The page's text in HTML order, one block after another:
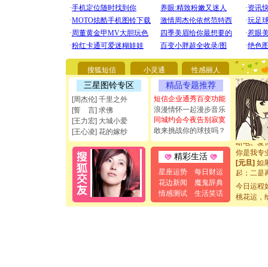
搜狐短信 小灵通 性感丽人
三星图铃专区
[周杰伦] 千里之外
[誓 言] 求佛
[王力宏] 大城小爱
[王心凌] 花的嫁纱
精品专题推荐
短信企业通秀百变功能
浪漫情怀一起漫步音乐
同城约会今夜告别寂寞
敢来挑战你的球技吗？
精彩生活
星座运势
每日财运
花边新闻
魔鬼辞典
情感测试
生活笑话
[圣诞节]
你太多，
要平安
[圣诞节]
能正大光
都要快乐
[圣诞节]
如意,快
[元旦]看
断电。爱
你是我专
[元旦]如
起；二是
[元旦]当
泣，这痛
今日运程
桃花运，